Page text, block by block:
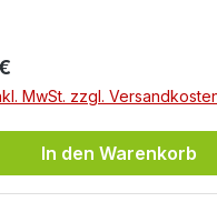
Preis:
MwSt. zzgl.
In den Warenkorb